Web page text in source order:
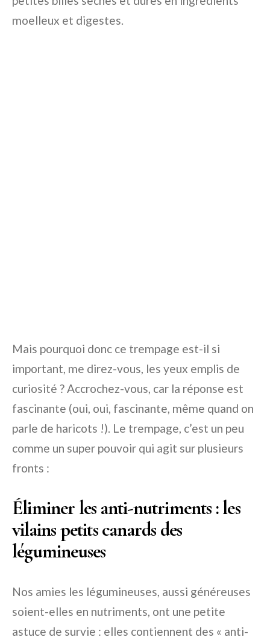
moelleux et digestes.
Mais pourquoi donc ce trempage est-il si
important, me direz-vous, les yeux emplis de
curiosité ? Accrochez-vous, car la réponse est
fascinante (oui, oui, fascinante, même quand on
parle de haricots !). Le trempage, c’est un peu
comme un super pouvoir qui agit sur plusieurs
fronts :
Éliminer les anti-nutriments : les
vilains petits canards des
légumineuses
Nos amies les légumineuses, aussi généreuses
soient-elles en nutriments, ont une petite
astuce de survie : elles contiennent des « anti-